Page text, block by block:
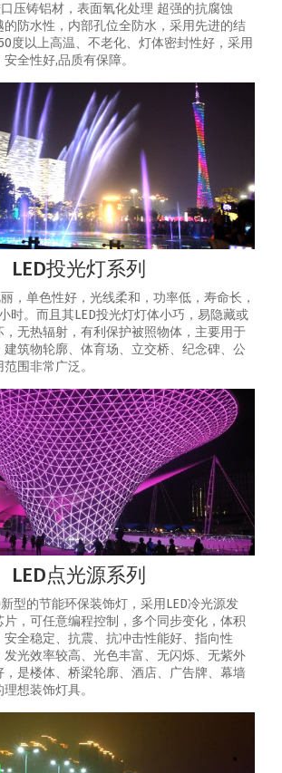
压铸铝材，表面氧化处理 超强的抗腐蚀
防水性，内部孔位全防水，采用先进的结
度以上高温、不老化、灯体密封性好，采用
全性好,品质有保障。
LED投光灯系列
，单色性好，光线柔和，功率低，寿命长，
时。而且其LED投光灯灯体小巧，易隐藏或
无热辐射，有利保护被照物体，主要用于
建筑物轮廓、体育场、立交桥、纪念碑、公
围非常广泛。
LED点光源系列
型的节能环保装饰灯，采用LED冷光源发
，可任意编程控制，多个同步变化，体积
全稳定、抗震、抗冲击性能好、指向性
光效率较高、光色丰富、无闪烁、无紫外
是楼体、桥梁轮廓、酒店、广告牌、幕墙
想装饰灯具。